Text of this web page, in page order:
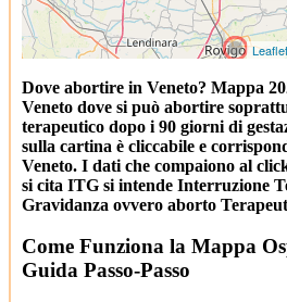
Leaflet
Dove abortire in Veneto? Mappa
Veneto dove si può abortire
terapeutico dopo i 90 giorni di
sulla cartina è cliccabile e
Veneto. I dati che compaiono al
si cita ITG si intende Interruzione
Gravidanza ovvero aborto
Come Funziona la Mappa
Guida Passo-Passo